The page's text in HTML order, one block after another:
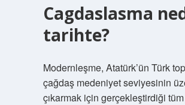
Cagdaslasma
tarihte?
Modernleşme, Atatürk’ün Türk
çağdaş medeniyet seviyesinin
çıkarmak için gerçekleştirdiği tüm